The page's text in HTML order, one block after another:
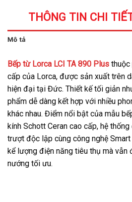
THÔNG TIN CHI
Mô tả
Bếp từ Lorca LCI TA 890 Plus thuộc
cấp của Lorca, được sản xuất trên
hiện đại tại Đức. Thiết kế tối giản
phẩm dễ dàng kết hợp với nhiều
khác nhau. Điểm nổi bật của mẫu
kính Schott Ceran cao cấp, hệ
trượt độc lập cùng công nghệ
kể lượng điện năng tiêu thụ mà vẫn
nướng tối ưu.